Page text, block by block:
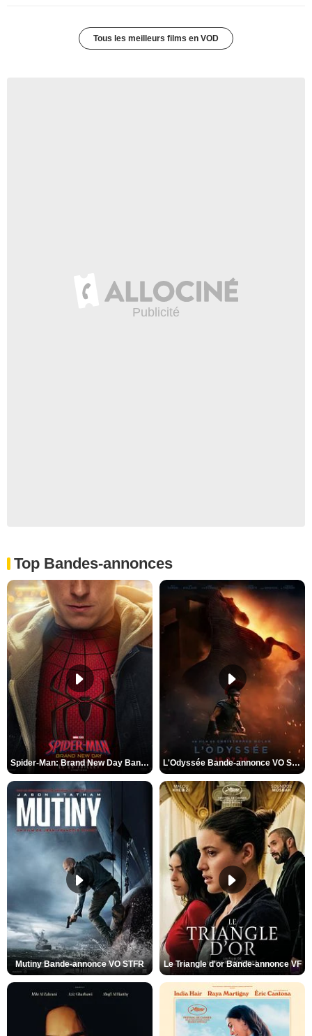
Tous les meilleurs films en VOD
Top Bandes-annonces
Spider-Man: Brand New Day Bande-annonce VO STFR L'Odyssée Bande-annonce VO STFR
Mutiny Bande-annonce VO STFR Le Triangle d'or Bande-annonce VF